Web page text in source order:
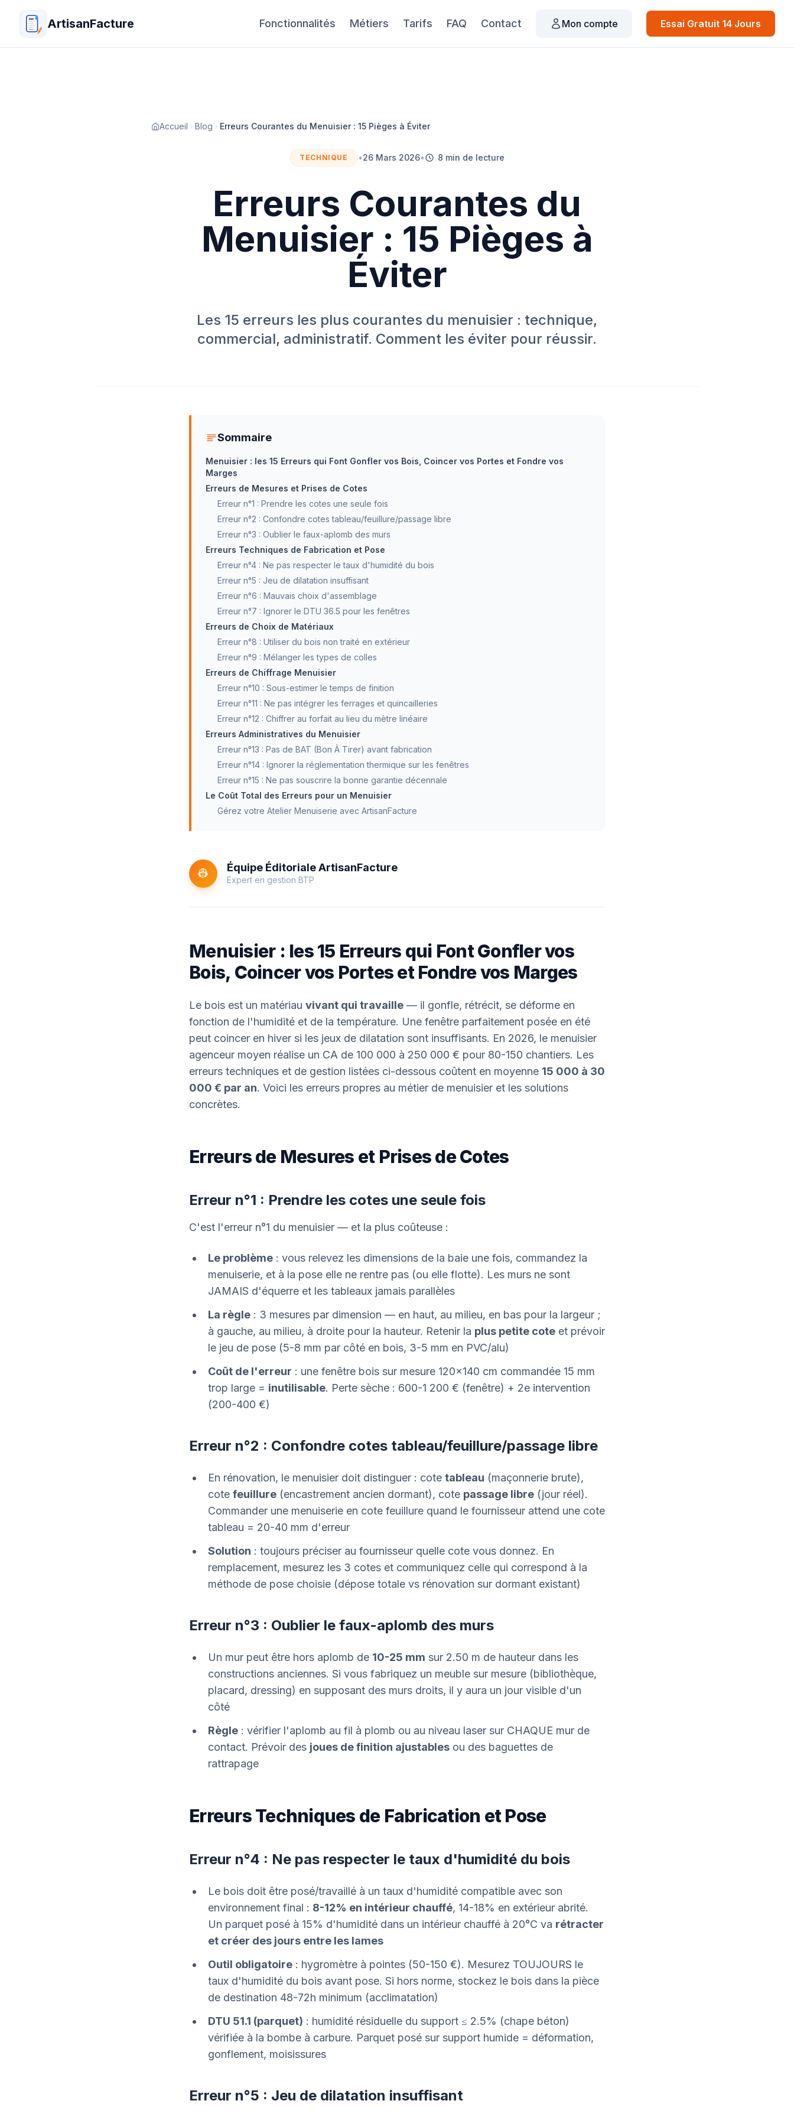
ArtisanFacture Fonctionnalités Métiers Tarifs FAQ Contact Mon compte Essai Gratuit 14 Jours
Accueil Blog Erreurs Courantes du Menuisier : 15 Pièges à Éviter
TECHNIQUE •26 Mars 2026• 8 min de lecture
Erreurs Courantes du
Menuisier : 15 Pièges à
Éviter
Les 15 erreurs les plus courantes du menuisier : technique,
commercial, administratif. Comment les éviter pour réussir.
Sommaire
Menuisier : les 15 Erreurs qui Font Gonfler vos Bois, Coincer vos Portes et Fondre vos
Marges
Erreurs de Mesures et Prises de Cotes
Erreur n°1 : Prendre les cotes une seule fois
Erreur n°2 : Confondre cotes tableau/feuillure/passage libre
Erreur n°3 : Oublier le faux-aplomb des murs
Erreurs Techniques de Fabrication et Pose
Erreur n°4 : Ne pas respecter le taux d'humidité du bois
Erreur n°5 : Jeu de dilatation insuffisant
Erreur n°6 : Mauvais choix d'assemblage
Erreur n°7 : Ignorer le DTU 36.5 pour les fenêtres
Erreurs de Choix de Matériaux
Erreur n°8 : Utiliser du bois non traité en extérieur
Erreur n°9 : Mélanger les types de colles
Erreurs de Chiffrage Menuisier
Erreur n°10 : Sous-estimer le temps de finition
Erreur n°11 : Ne pas intégrer les ferrages et quincailleries
Erreur n°12 : Chiffrer au forfait au lieu du mètre linéaire
Erreurs Administratives du Menuisier
Erreur n°13 : Pas de BAT (Bon À Tirer) avant fabrication
Erreur n°14 : Ignorer la réglementation thermique sur les fenêtres
Erreur n°15 : Ne pas souscrire la bonne garantie décennale
Le Coût Total des Erreurs pour un Menuisier
Gérez votre Atelier Menuiserie avec ArtisanFacture
👷 Équipe Éditoriale ArtisanFacture
Expert en gestion BTP
Menuisier : les 15 Erreurs qui Font Gonfler vos
Bois, Coincer vos Portes et Fondre vos Marges
Le bois est un matériau vivant qui travaille — il gonfle, rétrécit, se déforme en
fonction de l'humidité et de la température. Une fenêtre parfaitement posée en été
peut coincer en hiver si les jeux de dilatation sont insuffisants. En 2026, le menuisier
agenceur moyen réalise un CA de 100 000 à 250 000 € pour 80-150 chantiers. Les
erreurs techniques et de gestion listées ci-dessous coûtent en moyenne 15 000 à 30
000 € par an. Voici les erreurs propres au métier de menuisier et les solutions
concrètes.
Erreurs de Mesures et Prises de Cotes
Erreur n°1 : Prendre les cotes une seule fois
C'est l'erreur n°1 du menuisier — et la plus coûteuse :
Le problème : vous relevez les dimensions de la baie une fois, commandez la
menuiserie, et à la pose elle ne rentre pas (ou elle flotte). Les murs ne sont
JAMAIS d'équerre et les tableaux jamais parallèles
La règle : 3 mesures par dimension — en haut, au milieu, en bas pour la largeur ;
à gauche, au milieu, à droite pour la hauteur. Retenir la plus petite cote et prévoir
le jeu de pose (5-8 mm par côté en bois, 3-5 mm en PVC/alu)
Coût de l'erreur : une fenêtre bois sur mesure 120×140 cm commandée 15 mm
trop large = inutilisable. Perte sèche : 600-1 200 € (fenêtre) + 2e intervention
(200-400 €)
Erreur n°2 : Confondre cotes tableau/feuillure/passage libre
En rénovation, le menuisier doit distinguer : cote tableau (maçonnerie brute),
cote feuillure (encastrement ancien dormant), cote passage libre (jour réel).
Commander une menuiserie en cote feuillure quand le fournisseur attend une cote
tableau = 20-40 mm d'erreur
Solution : toujours préciser au fournisseur quelle cote vous donnez. En
remplacement, mesurez les 3 cotes et communiquez celle qui correspond à la
méthode de pose choisie (dépose totale vs rénovation sur dormant existant)
Erreur n°3 : Oublier le faux-aplomb des murs
Un mur peut être hors aplomb de 10-25 mm sur 2.50 m de hauteur dans les
constructions anciennes. Si vous fabriquez un meuble sur mesure (bibliothèque,
placard, dressing) en supposant des murs droits, il y aura un jour visible d'un
côté
Règle : vérifier l'aplomb au fil à plomb ou au niveau laser sur CHAQUE mur de
contact. Prévoir des joues de finition ajustables ou des baguettes de
rattrapage
Erreurs Techniques de Fabrication et Pose
Erreur n°4 : Ne pas respecter le taux d'humidité du bois
Le bois doit être posé/travaillé à un taux d'humidité compatible avec son
environnement final : 8-12% en intérieur chauffé, 14-18% en extérieur abrité.
Un parquet posé à 15% d'humidité dans un intérieur chauffé à 20°C va rétracter
et créer des jours entre les lames
Outil obligatoire : hygromètre à pointes (50-150 €). Mesurez TOUJOURS le
taux d'humidité du bois avant pose. Si hors norme, stockez le bois dans la pièce
de destination 48-72h minimum (acclimatation)
DTU 51.1 (parquet) : humidité résiduelle du support ≤ 2.5% (chape béton)
vérifiée à la bombe à carbure. Parquet posé sur support humide = déformation,
gonflement, moisissures
Erreur n°5 : Jeu de dilatation insuffisant